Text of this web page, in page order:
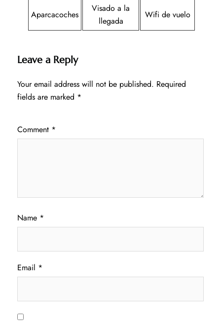
Aparcacoches
Visado a la
llegada
Wifi de vuelo
Leave a Reply
Your email address will not be published. Required
fields are marked *
Comment *
Name *
Email *